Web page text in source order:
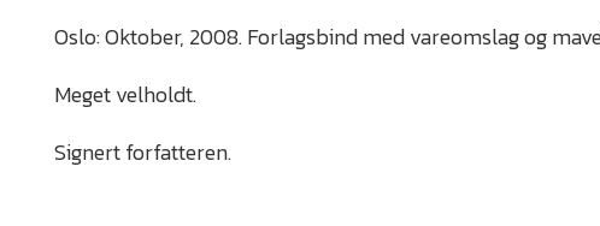
Oslo: Oktober, 2008. Forlagsbind med vareomslag og
Meget velholdt.
Signert forfatteren.